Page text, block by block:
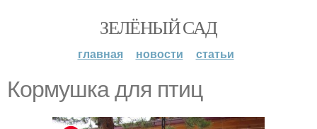
ЗЕЛЁНЫЙ САД
главная новости статьи
Кормушка для птиц